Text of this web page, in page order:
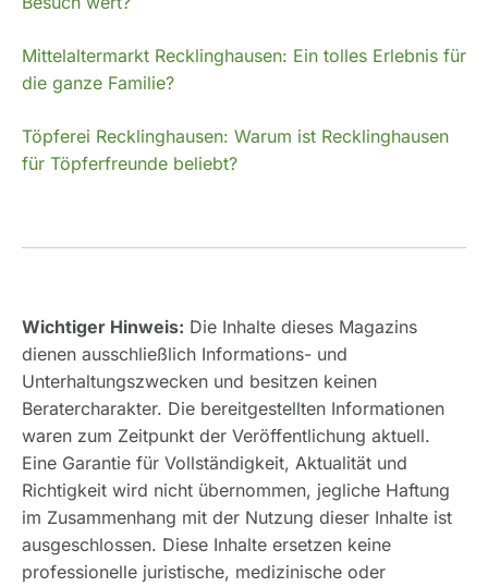
Mittelaltermarkt Recklinghausen: Ein tolles Erlebnis für
die ganze Familie?
Töpferei Recklinghausen: Warum ist Recklinghausen
für Töpferfreunde beliebt?
Wichtiger Hinweis: Die Inhalte dieses Magazins
dienen ausschließlich Informations- und
Unterhaltungszwecken und besitzen keinen
Beratercharakter. Die bereitgestellten Informationen
waren zum Zeitpunkt der Veröffentlichung aktuell.
Eine Garantie für Vollständigkeit, Aktualität und
Richtigkeit wird nicht übernommen, jegliche Haftung
im Zusammenhang mit der Nutzung dieser Inhalte ist
ausgeschlossen. Diese Inhalte ersetzen keine
professionelle juristische, medizinische oder